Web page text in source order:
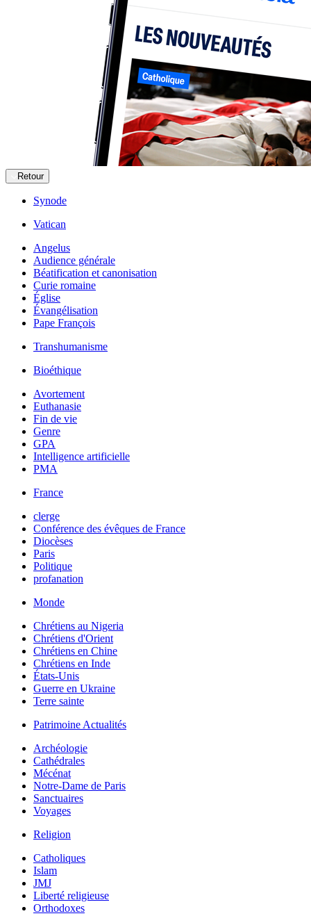
Retour
Synode
Vatican
Angelus
Audience générale
Béatification et canonisation
Curie romaine
Église
Évangélisation
Pape François
Transhumanisme
Bioéthique
Avortement
Euthanasie
Fin de vie
Genre
GPA
Intelligence artificielle
PMA
France
clerge
Conférence des évêques de France
Diocèses
Paris
Politique
profanation
Monde
Chrétiens au Nigeria
Chrétiens d'Orient
Chrétiens en Chine
Chrétiens en Inde
États-Unis
Guerre en Ukraine
Terre sainte
Patrimoine Actualités
Archéologie
Cathédrales
Mécénat
Notre-Dame de Paris
Sanctuaires
Voyages
Religion
Catholiques
Islam
JMJ
Liberté religieuse
Orthodoxes